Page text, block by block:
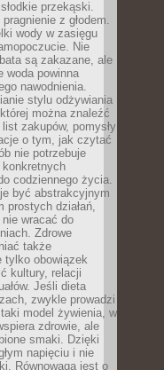
przekąski.
z głodem.
wody w zasięgu
Nie
są zakazane, ale
woda powinna
nawodnienia.
stylu odżywiania
można znaleźć
zakupów, pomysły
o tym, jak czytać
nie potrzebuje
codziennego życia.
być abstrakcyjnym
prostych działań,
wracać do
Zdrowe
także
tylko obowiązek
kultury, relacji
Jeśli dieta
zwykle prowadzi
model żywienia, w
zdrowie, ale
smaki. Dzięki
napięciu i nie
Równowaga jest o